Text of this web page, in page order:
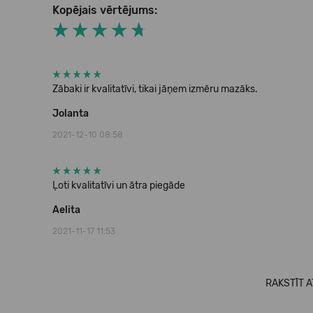
Kopējais vērtējums:
Zābaki ir kvalitatīvi, tikai jāņem izmēru mazāks.
Jolanta
2021-12-10 08:58
Ļoti kvalitatīvi un ātra piegāde
Aelita
2021-11-17 11:53
RAKSTĪT